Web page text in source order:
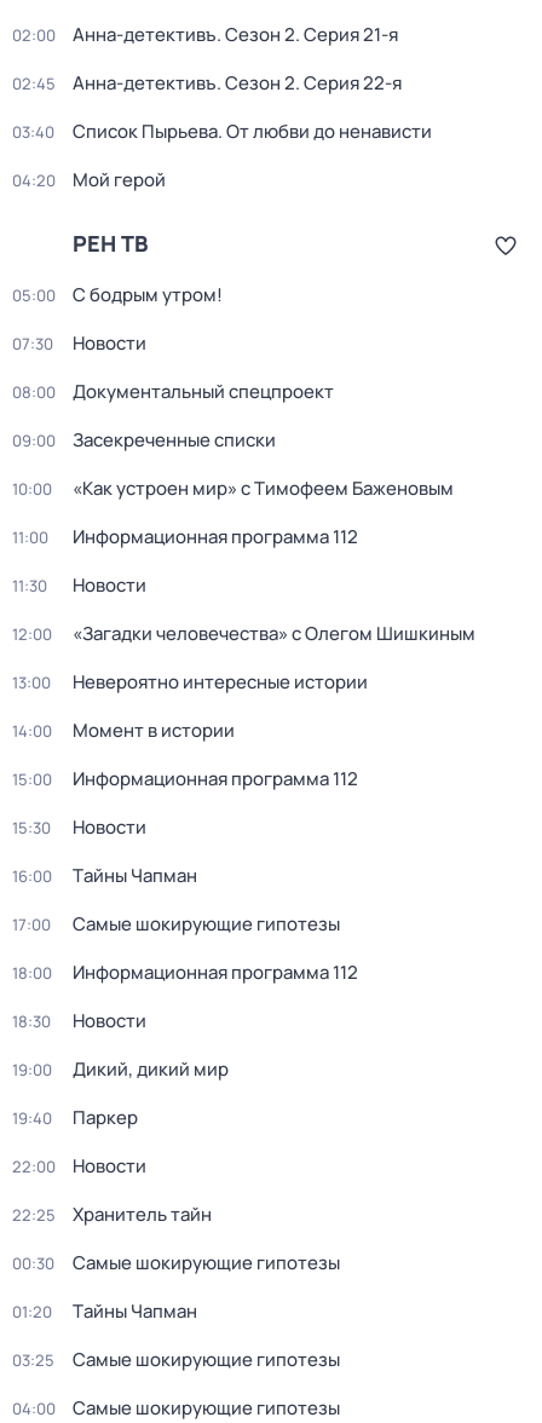
02:00 Анна-детективъ. Сезон 2. Серия 21-я
02:45 Анна-детективъ. Сезон 2. Серия 22-я
03:40 Список Пырьева. От любви до ненависти
04:20 Мой герой
РЕН ТВ
05:00 С бодрым утром!
07:30 Новости
08:00 Документальный спецпроект
09:00 Зacекрeченные cписки
10:00 «Как устроен мир» с Тимофеем Баженовым
11:00 Информационная программа 112
11:30 Новости
12:00 «Загадки человечества» с Олегом Шишкиным
13:00 Невероятно интересные истории
14:00 Момент в истории
15:00 Информационная программа 112
15:30 Новости
16:00 Тaйны Чапман
17:00 Самые шoкиpующие гипотезы
18:00 Информационная программа 112
18:30 Новости
19:00 Дикий, дикий мир
19:40 Паркер
22:00 Новости
22:25 Хранитель тайн
00:30 Самые шoкиpующие гипотезы
01:20 Тaйны Чапман
03:25 Самые шoкиpующие гипотезы
04:00 Самые шoкиpующие гипотезы